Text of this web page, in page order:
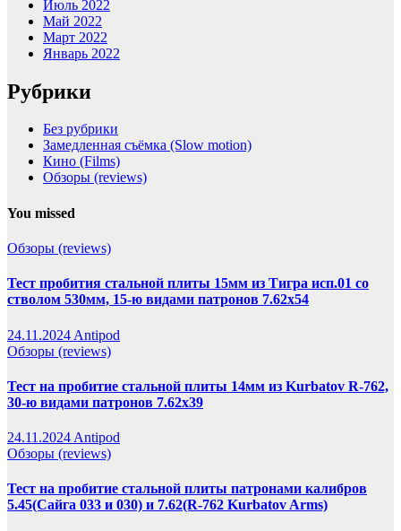
Июль 2022
Май 2022
Март 2022
Январь 2022
Рубрики
Без рубрики
Замедленная съёмка (Slow motion)
Кино (Films)
Обзоры (reviews)
You missed
Обзоры (reviews)
Тест пробития стальной плиты 15мм из Тигра исп.01 со
стволом 530мм, 15-ю видами патронов 7.62х54
24.11.2024 Antipod
Обзоры (reviews)
Тест на пробитие стальной плиты 14мм из Kurbatov R-762,
30-ю видами патронов 7.62х39
24.11.2024 Antipod
Обзоры (reviews)
Тест на пробитие стальной плиты патронами калибров
5.45(Сайга 033 и 030) и 7.62(R-762 Kurbatov Arms)